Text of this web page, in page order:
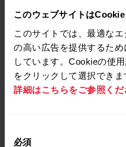
このウェブサイトは
このサイトでは、最適な
の高い広告を提供するた
しています。Cookieの使
をクリックして選択できま
詳細はこちらをご参照くだ
必須
ウルトラランニング
校正内容が正常に定義さ
保存されません。腕時計
存し、GPSまたはストラ
きないことに注意してく